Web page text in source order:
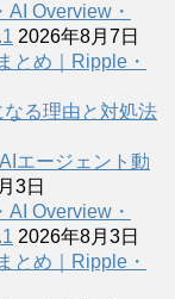
Overview・
2026年8月7日
とめ｜Ripple・
る理由と対処法
エージェント動
3日
Overview・
2026年8月3日
とめ｜Ripple・